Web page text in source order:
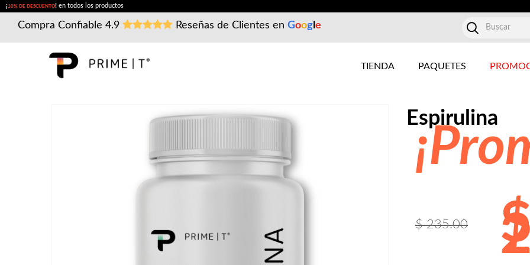
¡10% DE DESCUENTO!en todos los productos
Compra Confiable 4.9 Reseñas de Clientes en Goog e
TIENDA PAQUETES
Espirulina
$ 235.00 $